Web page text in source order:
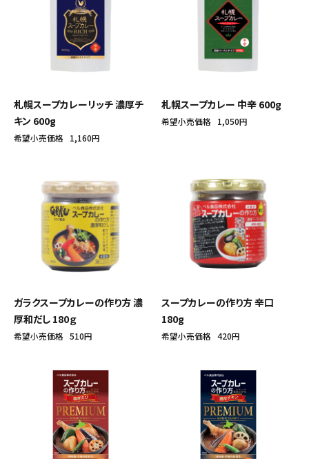
札幌スープカレーリッチ 濃厚チ
キン 600g
希望小売価格 1,160円
札幌スープカレー 中辛 600g
希望小売価格 1,050円
ガラクスープカレーの作り方 濃
厚和だし 180ｇ
希望小売価格 510円
スープカレーの作り方 辛口
180g
希望小売価格 420円